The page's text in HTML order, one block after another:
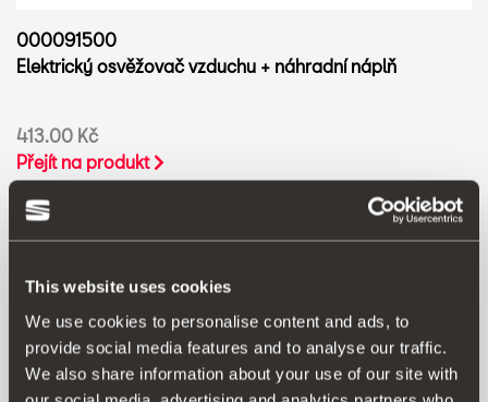
This website uses cookies
We use cookies to personalise content and ads, to
provide social media features and to analyse our traffic.
We also share information about your use of our site with
000091500
Elektrický osvěžovač vzduchu + náhradní náplň
413.00 Kč
Přejít na produkt